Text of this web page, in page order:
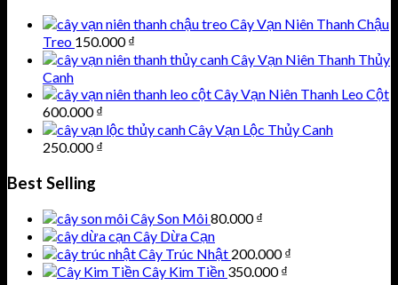
Cây Vạn Niên Thanh Chậu
Treo 150.000₫
Cây Vạn Niên Thanh Thủy
Canh
Cây Vạn Niên Thanh Leo Cột
600.000₫
Cây Vạn Lộc Thủy Canh
250.000₫
Best Selling
Cây Son Môi80.000₫
Cây Dừa Cạn
Cây Trúc Nhật 200.000₫
Cây Kim Tiền 350.000₫